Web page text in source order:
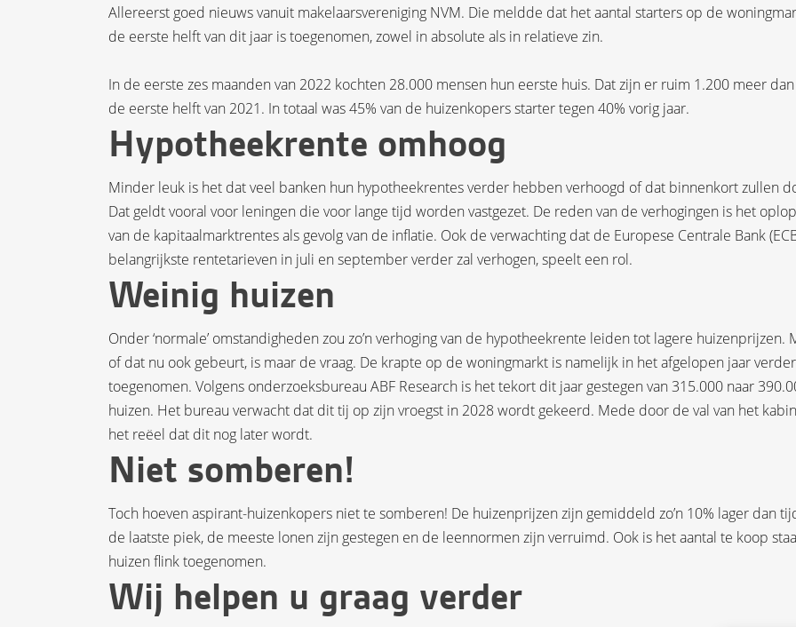
Allereerst goed nieuws vanuit makelaarsvereniging NVM. Die meldde dat het aantal starters op de
de eerste helft van dit jaar is toegenomen, zowel in absolute als in relatieve zin.
In de eerste zes maanden van 2022 kochten 28.000 mensen hun eerste huis. Dat zijn er ruim 1.200 meer
de eerste helft van 2021. In totaal was 45% van de huizenkopers starter tegen 40% vorig jaar.
Hypotheekrente omhoog
Minder leuk is het dat veel banken hun hypotheekrentes verder hebben verhoogd of dat binnenkort zullen
Dat geldt vooral voor leningen die voor lange tijd worden vastgezet. De reden van de verhogingen is het
van de kapitaalmarktrentes als gevolg van de inflatie. Ook de verwachting dat de Europese Centrale Bank
belangrijkste rentetarieven in juli en september verder zal verhogen, speelt een rol.
Weinig huizen
Onder ‘normale’ omstandigheden zou zo’n verhoging van de hypotheekrente leiden tot lagere huizenprijzen.
of dat nu ook gebeurt, is maar de vraag. De krapte op de woningmarkt is namelijk in het afgelopen jaar verder
toegenomen. Volgens onderzoeksbureau ABF Research is het tekort dit jaar gestegen van 315.000 naar
huizen. Het bureau verwacht dat dit tij op zijn vroegst in 2028 wordt gekeerd. Mede door de val van het
het reëel dat dit nog later wordt.
Niet somberen!
Toch hoeven aspirant-huizenkopers niet te somberen! De huizenprijzen zijn gemiddeld zo’n 10% lager dan
de laatste piek, de meeste lonen zijn gestegen en de leennormen zijn verruimd. Ook is het aantal te koop
huizen flink toegenomen.
Wij helpen u graag verder